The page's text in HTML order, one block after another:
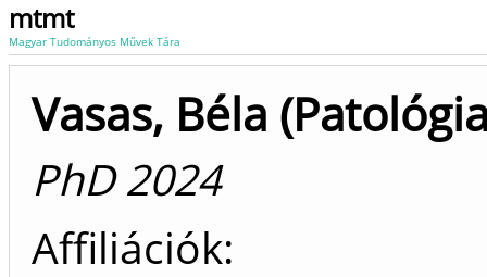
mtmt
Magyar Tudományos Művek Tára
Vasas, Béla
PhD 2024
Affiliációk